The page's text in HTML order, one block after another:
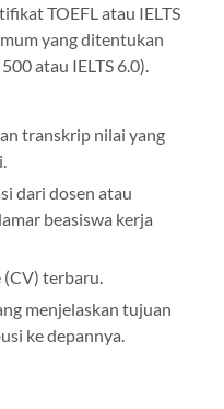
TOEFL atau IELTS
yang ditentukan
atau IELTS 6.0).
transkrip nilai yang
dari dosen atau
beasiswa kerja
terbaru.
menjelaskan tujuan
ke depannya.